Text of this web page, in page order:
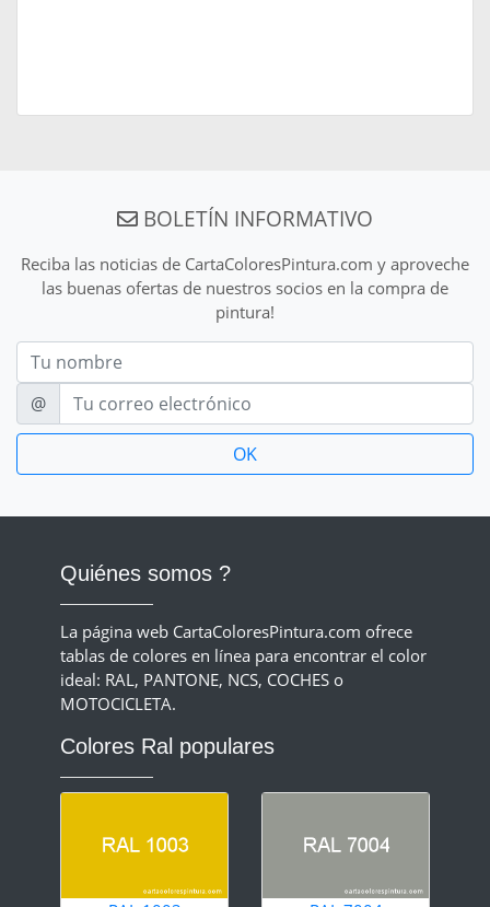
BOLETÍN INFORMATIVO
Reciba las noticias de CartaColoresPintura.com y aproveche
las buenas ofertas de nuestros socios en la compra de
pintura!
Nom
E-mail
@
Quiénes somos ?
La página web CartaColoresPintura.com ofrece
tablas de colores en línea para encontrar el color
ideal: RAL, PANTONE, NCS, COCHES o
MOTOCICLETA.
Colores Ral populares